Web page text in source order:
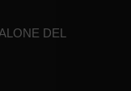
DEL